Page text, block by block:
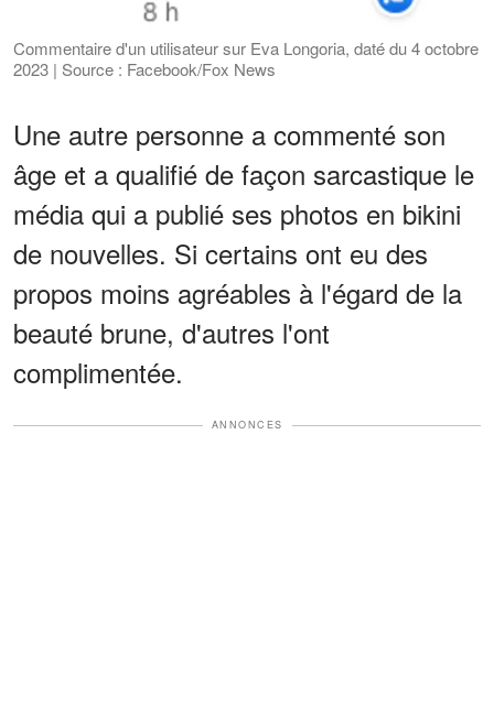
Commentaire d'un utilisateur sur Eva Longoria, daté du 4 octobre
2023 | Source : Facebook/Fox News
Une autre personne a commenté son
âge et a qualifié de façon sarcastique le
média qui a publié ses photos en bikini
de nouvelles. Si certains ont eu des
propos moins agréables à l'égard de la
beauté brune, d'autres l'ont
complimentée.
ANNONCES